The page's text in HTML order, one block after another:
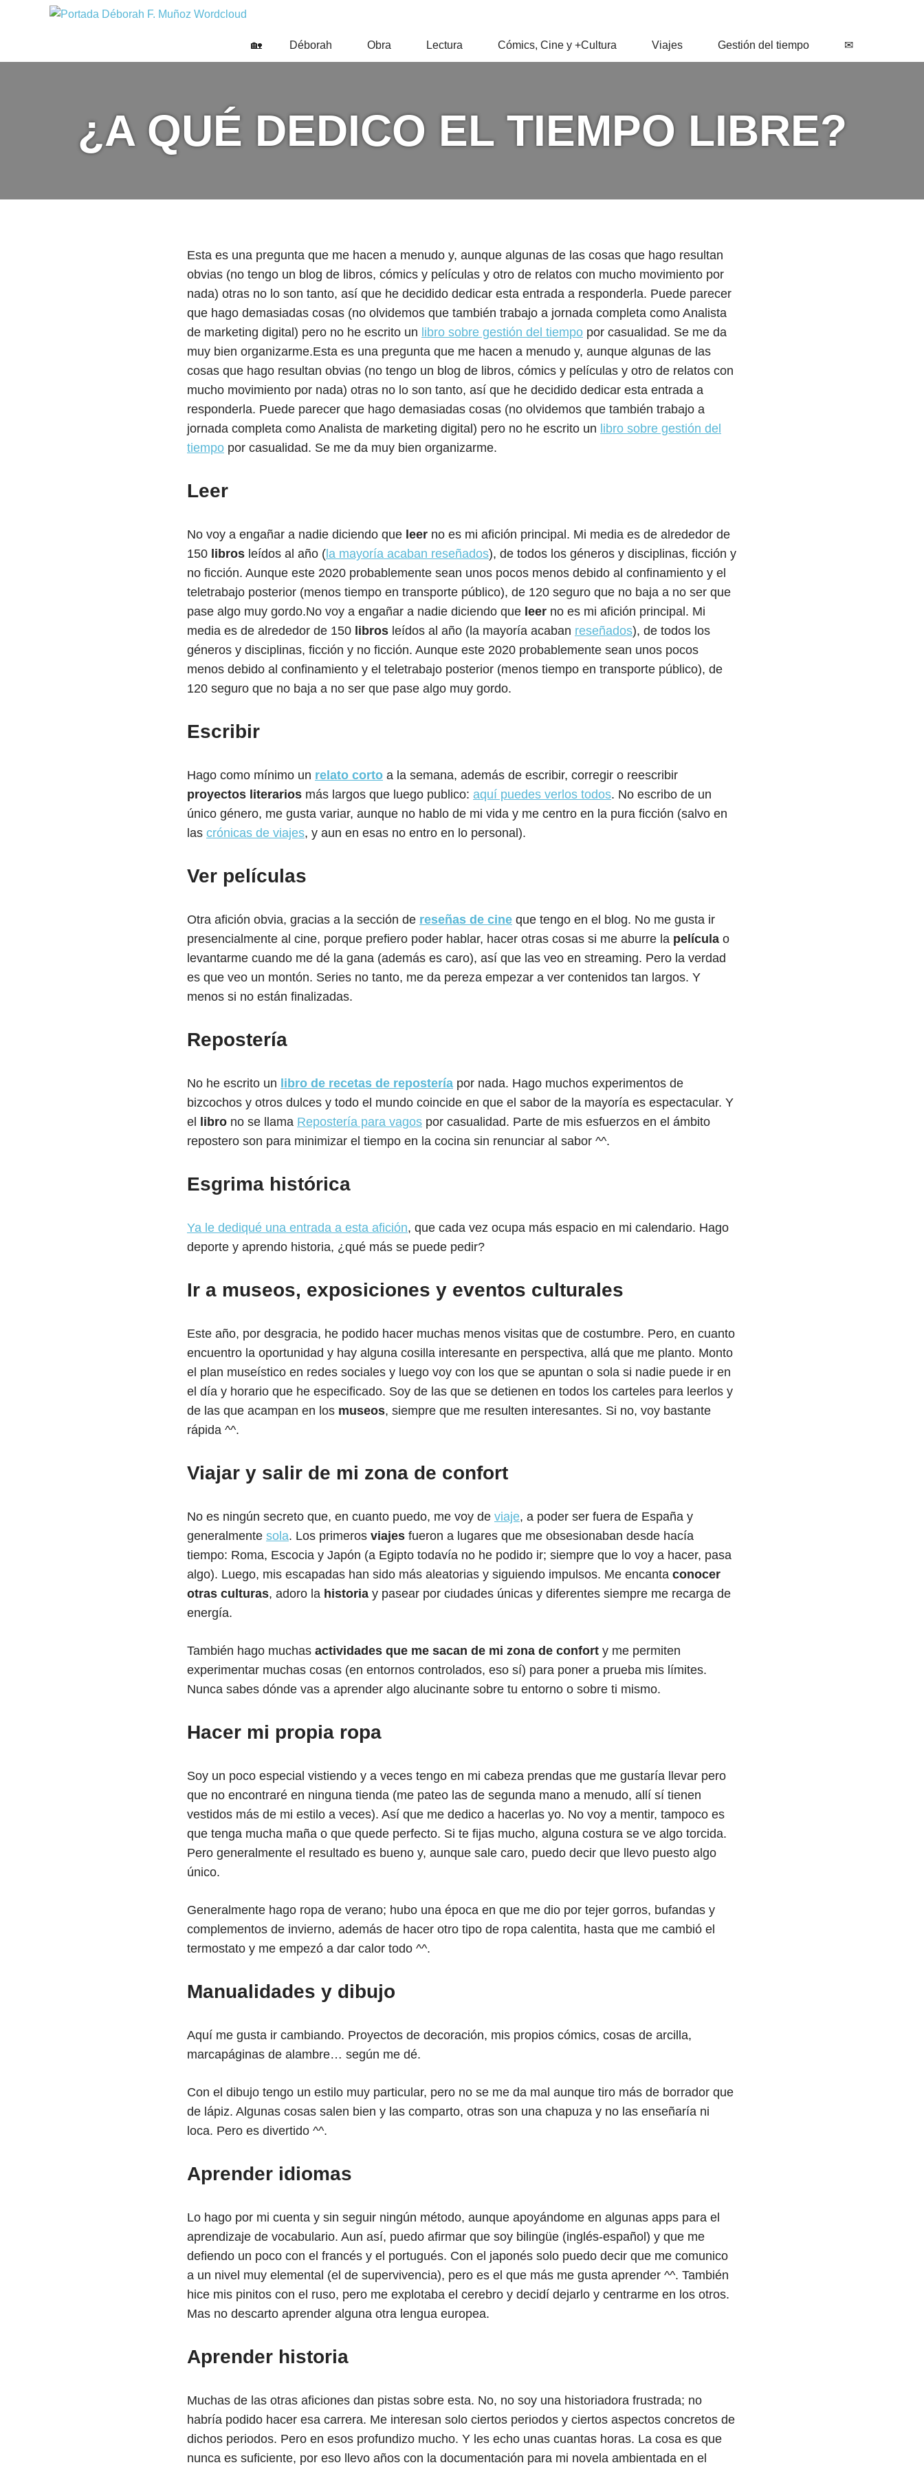
F.
🏡 Déborah Obra Lectura Cómics, Cine y +Cultura Viajes Gestión del tiempo ✉
¿A QUÉ DEDICO EL TIEMPO LIBRE?
Esta es una pregunta que me hacen a menudo y, aunque algunas de las cosas que hago resultan
obvias (no tengo un blog de libros, cómics y películas y otro de relatos con mucho movimiento por
nada) otras no lo son tanto, así que he decidido dedicar esta entrada a responderla. Puede parecer
que hago demasiadas cosas (no olvidemos que también trabajo a jornada completa como Analista
de marketing digital) pero no he escrito un libro sobre gestión del tiempo por casualidad. Se me da
muy bien organizarme.Esta es una pregunta que me hacen a menudo y, aunque algunas de las
cosas que hago resultan obvias (no tengo un blog de libros, cómics y películas y otro de relatos con
mucho movimiento por nada) otras no lo son tanto, así que he decidido dedicar esta entrada a
responderla. Puede parecer que hago demasiadas cosas (no olvidemos que también trabajo a
jornada completa como Analista de marketing digital) pero no he escrito un libro sobre gestión del
tiempo por casualidad. Se me da muy bien organizarme.
Leer
No voy a engañar a nadie diciendo que leer no es mi afición principal. Mi media es de alrededor de
150 libros leídos al año ( la mayoría acaban reseñados), de todos los géneros y disciplinas, ficción y
no ficción. Aunque este 2020 probablemente sean unos pocos menos debido al confinamiento y el
teletrabajo posterior (menos tiempo en transporte público), de 120 seguro que no baja a no ser que
pase algo muy gordo.No voy a engañar a nadie diciendo que leer no es mi afición principal. Mi
media es de alrededor de 150 libros leídos al año (la mayoría acaban reseñados), de todos los
géneros y disciplinas, ficción y no ficción. Aunque este 2020 probablemente sean unos pocos
menos debido al confinamiento y el teletrabajo posterior (menos tiempo en transporte público), de
120 seguro que no baja a no ser que pase algo muy gordo.
Escribir
Hago como mínimo un relato corto a la semana, además de escribir, corregir o reescribir
proyectos literarios más largos que luego publico: aquí puedes verlos todos. No escribo de un
único género, me gusta variar, aunque no hablo de mi vida y me centro en la pura ficción (salvo en
las crónicas de viajes, y aun en esas no entro en lo personal).
Ver películas
Otra afición obvia, gracias a la sección de reseñas de cine que tengo en el blog. No me gusta ir
presencialmente al cine, porque prefiero poder hablar, hacer otras cosas si me aburre la película o
levantarme cuando me dé la gana (además es caro), así que las veo en streaming. Pero la verdad
es que veo un montón. Series no tanto, me da pereza empezar a ver contenidos tan largos. Y
menos si no están finalizadas.
Repostería
No he escrito un libro de recetas de repostería por nada. Hago muchos experimentos de
bizcochos y otros dulces y todo el mundo coincide en que el sabor de la mayoría es espectacular. Y
el
libro no se llama Repostería para vagos por casualidad. Parte de mis esfuerzos en el ámbito
repostero son para minimizar el tiempo en la cocina sin renunciar al sabor ^^.
Esgrima histórica
Ya le dediqué una entrada a esta afición, que cada vez ocupa más espacio en mi calendario. Hago
deporte y aprendo historia, ¿qué más se puede pedir?
Ir a museos, exposiciones y eventos culturales
Este año, por desgracia, he podido hacer muchas menos visitas que de costumbre. Pero, en cuanto
encuentro la oportunidad y hay alguna cosilla interesante en perspectiva, allá que me planto. Monto
el plan museístico en redes sociales y luego voy con los que se apuntan o sola si nadie puede ir en
el día y horario que he especificado. Soy de las que se detienen en todos los carteles para leerlos y
de las que acampan en los museos, siempre que me resulten interesantes. Si no, voy bastante
rápida ^^.
Viajar y salir de mi zona de confort
No es ningún secreto que, en cuanto puedo, me voy de viaje, a poder ser fuera de España y
generalmente sola. Los primeros viajes fueron a lugares que me obsesionaban desde hacía
tiempo: Roma, Escocia y Japón (a Egipto todavía no he podido ir; siempre que lo voy a hacer, pasa
algo). Luego, mis escapadas han sido más aleatorias y siguiendo impulsos. Me encanta conocer
otras culturas, adoro la historia y pasear por ciudades únicas y diferentes siempre me recarga de
energía.
También hago muchas actividades que me sacan de mi zona de confort y me permiten
experimentar muchas cosas (en entornos controlados, eso sí) para poner a prueba mis límites.
Nunca sabes dónde vas a aprender algo alucinante sobre tu entorno o sobre ti mismo.
Hacer mi propia ropa
Soy un poco especial vistiendo y a veces tengo en mi cabeza prendas que me gustaría llevar pero
que no encontraré en ninguna tienda (me pateo las de segunda mano a menudo, allí sí tienen
vestidos más de mi estilo a veces). Así que me dedico a hacerlas yo. No voy a mentir, tampoco es
que tenga mucha maña o que quede perfecto. Si te fijas mucho, alguna costura se ve algo torcida.
Pero generalmente el resultado es bueno y, aunque sale caro, puedo decir que llevo puesto algo
único.
Generalmente hago ropa de verano; hubo una época en que me dio por tejer gorros, bufandas y
complementos de invierno, además de hacer otro tipo de ropa calentita, hasta que me cambió el
termostato y me empezó a dar calor todo ^^.
Manualidades y dibujo
Aquí me gusta ir cambiando. Proyectos de decoración, mis propios cómics, cosas de arcilla,
marcapáginas de alambre… según me dé.
Con el dibujo tengo un estilo muy particular, pero no se me da mal aunque tiro más de borrador que
de lápiz. Algunas cosas salen bien y las comparto, otras son una chapuza y no las enseñaría ni
loca. Pero es divertido ^^.
Aprender idiomas
Lo hago por mi cuenta y sin seguir ningún método, aunque apoyándome en algunas apps para el
aprendizaje de vocabulario. Aun así, puedo afirmar que soy bilingüe (inglés-español) y que me
defiendo un poco con el francés y el portugués. Con el japonés solo puedo decir que me comunico
a un nivel muy elemental (el de supervivencia), pero es el que más me gusta aprender ^^. También
hice mis pinitos con el ruso, pero me explotaba el cerebro y decidí dejarlo y centrarme en los otros.
Mas no descarto aprender alguna otra lengua europea.
Aprender historia
Muchas de las otras aficiones dan pistas sobre esta. No, no soy una historiadora frustrada; no
habría podido hacer esa carrera. Me interesan solo ciertos periodos y ciertos aspectos concretos de
dichos periodos. Pero en esos profundizo mucho. Y les echo unas cuantas horas. La cosa es que
nunca es suficiente, por eso llevo años con la documentación para mi novela ambientada en el